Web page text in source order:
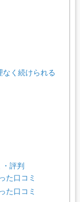
なく続けられる
評判
た口コミ
た口コミ